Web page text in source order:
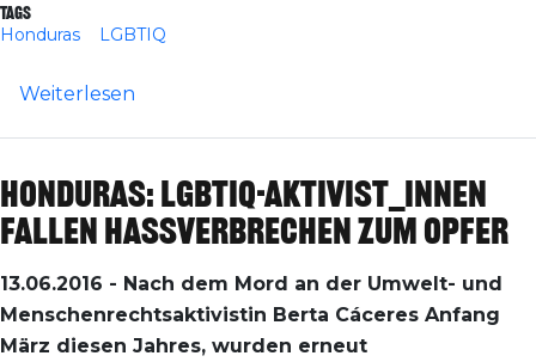
Tags
Honduras LGBTIQ
Weiterlesen
Honduras: LGBTIQ-Aktivist_innen
fallen Hassverbrechen zum Opfer
13.06.2016 - Nach dem Mord an der Umwelt- und
Menschenrechtsaktivistin Berta Cáceres Anfang
März diesen Jahres, wurden erneut